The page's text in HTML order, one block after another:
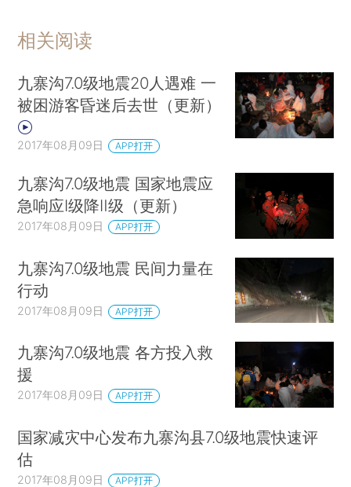
相关阅读
九寨沟7.0级地震20人遇难 一
被困游客昏迷后去世（更新）
2017年08月09日 APP打开
九寨沟7.0级地震 国家地震应
急响应Ⅰ级降Ⅱ级（更新）
2017年08月09日 APP打开
九寨沟7.0级地震 民间力量在
行动
2017年08月09日 APP打开
九寨沟7.0级地震 各方投入救
援
2017年08月09日 APP打开
国家减灾中心发布九寨沟县7.0级地震快速评
估
2017年08月09日 APP打开